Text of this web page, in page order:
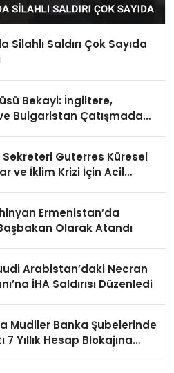
Silahlı Saldırı Çok Sayıda
Bekayi: İngiltere,
Bulgaristan Çatışmada
Sekreteri Guterres Küresel
ve İklim Krizi İçin Acil
Ermenistan’da
Olarak Atandı
Arabistan’daki Necran
İHA Saldırısı Düzenledi
Mudiler Banka Şubelerinde
7 Yıllık Hesap Blokajına